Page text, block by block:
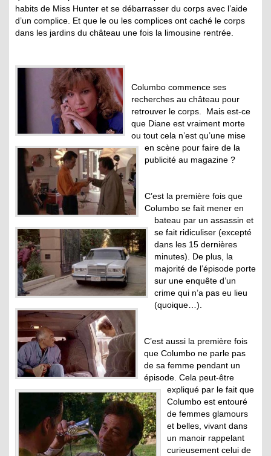
habits de Miss Hunter et se débarrasser du corps avec l’aide
d’un complice. Et que le ou les complices ont caché le corps
dans les jardins du château une fois la limousine rentrée.
Columbo commence ses
recherches au château pour
retrouver le corps. Mais est-ce
que Diane est vraiment morte
ou tout cela n’est qu’une mise
en scène pour faire de la
publicité au magazine ?
C’est la première fois que
Columbo se fait mener en
bateau par un assassin et
se fait ridiculiser (excepté
dans les 15 dernières
minutes). De plus, la
majorité de l’épisode porte
sur une enquête d’un
crime qui n’a pas eu lieu
(quoique…).
C’est aussi la première fois
que Columbo ne parle pas
de sa femme pendant un
épisode. Cela peut-être
expliqué par le fait que
Columbo est entouré
de femmes glamours
et belles, vivant dans
un manoir rappelant
curieusement celui de